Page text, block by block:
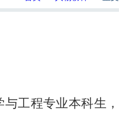
工程专业本科生，